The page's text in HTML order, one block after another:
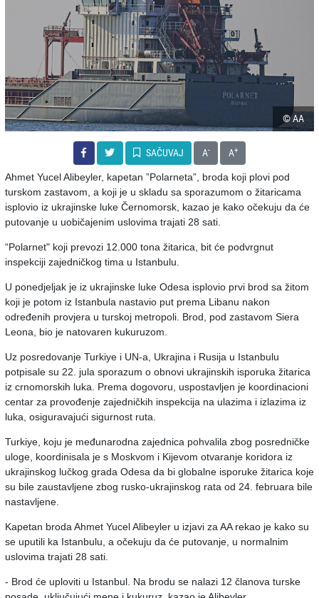
© AA
SAČUVAJ A- A+
Ahmet Yucel Alibeyler, kapetan ”Polarneta”, broda koji plovi pod
turskom zastavom, a koji je u skladu sa sporazumom o žitaricama
isplovio iz ukrajinske luke Černomorsk, kazao je kako očekuju da će
putovanje u uobičajenim uslovima trajati 28 sati.
“Polarnet" koji prevozi 12.000 tona žitarica, bit će podvrgnut
inspekciji zajedničkog tima u Istanbulu.
U ponedjeljak je iz ukrajinske luke Odesa isplovio prvi brod sa žitom
koji je potom iz Istanbula nastavio put prema Libanu nakon
određenih provjera u turskoj metropoli. Brod, pod zastavom Siera
Leona, bio je natovaren kukuruzom.
Uz posredovanje Turkiye i UN-a, Ukrajina i Rusija u Istanbulu
potpisale su 22. jula sporazum o obnovi ukrajinskih isporuka žitarica
iz crnomorskih luka. Prema dogovoru, uspostavljen je koordinacioni
centar za provođenje zajedničkih inspekcija na ulazima i izlazima iz
luka, osiguravajući sigurnost ruta.
Turkiye, koju je međunarodna zajednica pohvalila zbog posredničke
uloge, koordinisala je s Moskvom i Kijevom otvaranje koridora iz
ukrajinskog lučkog grada Odesa da bi globalne isporuke žitarica koje
su bile zaustavljene zbog rusko-ukrajinskog rata od 24. februara bile
nastavljene.
Kapetan broda Ahmet Yucel Alibeyler u izjavi za AA rekao je kako su
se uputili ka Istanbulu, a očekuju da će putovanje, u normalnim
uslovima trajati 28 sati.
- Brod će uploviti u Istanbul. Na brodu se nalazi 12 članova turske